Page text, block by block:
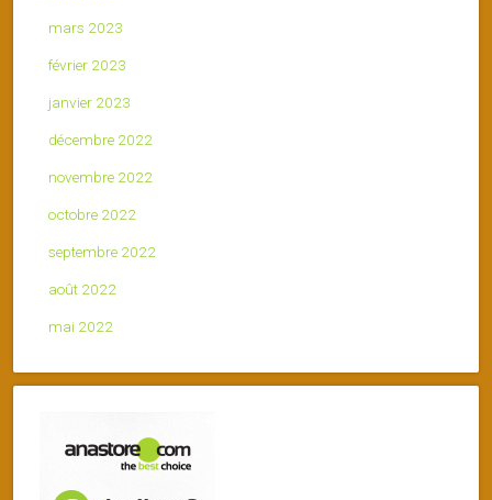
mars 2023
février 2023
janvier 2023
décembre 2022
novembre 2022
octobre 2022
septembre 2022
août 2022
mai 2022